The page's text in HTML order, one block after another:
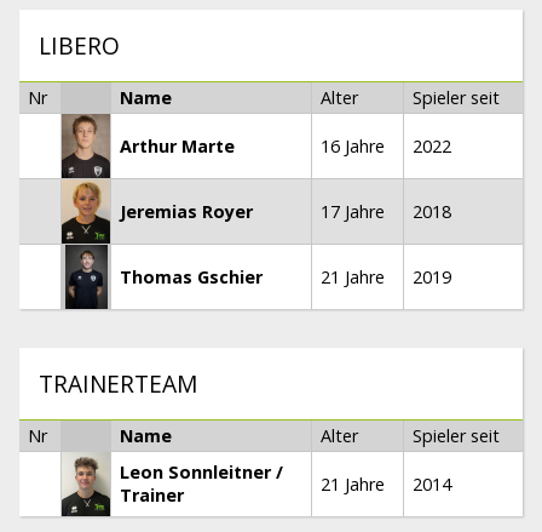
LIBERO
Nr Name Alter Spieler seit
Arthur Marte 16 Jahre 2022
Jeremias Royer 17 Jahre 2018
Thomas Gschier 21 Jahre 2019
TRAINERTEAM
Nr Name Alter
Spieler seit
Leon Sonnleitner /
Trainer
21 Jahre 2014